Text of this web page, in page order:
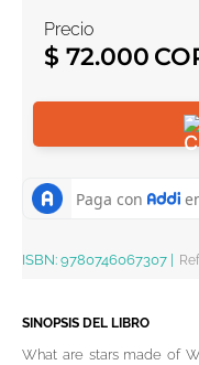
Precio
$ 72.000
ISBN: 9780746067307
SINOPSIS DEL LIBRO
What are stars made of